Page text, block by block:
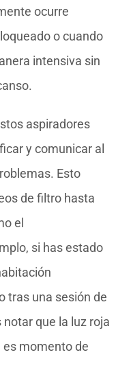
ocurre
o cuando
intensiva sin
aspiradores
y comunicar al
Esto
de filtro hasta
el
si has estado
tras una sesión de
que la luz roja
es momento de